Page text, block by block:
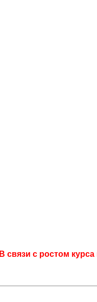
В связи с ростом